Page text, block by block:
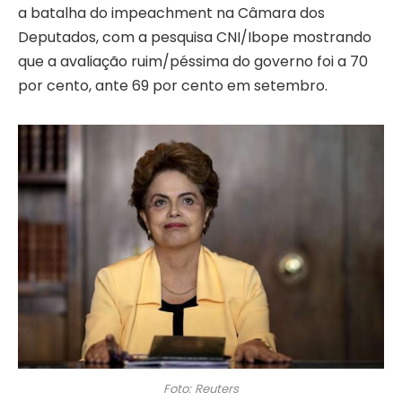
a batalha do impeachment na Câmara dos
Deputados, com a pesquisa CNI/Ibope mostrando
que a avaliação ruim/péssima do governo foi a 70
por cento, ante 69 por cento em setembro.
Foto: Reuters